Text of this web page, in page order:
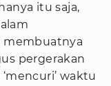
itu saja,
membuatnya
pergerakan
waktu